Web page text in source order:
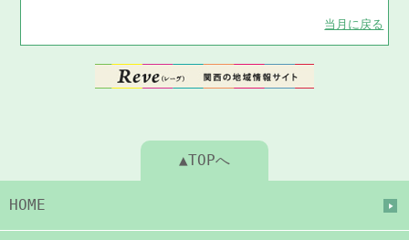
当月に戻る
▲TOPへ
HOME